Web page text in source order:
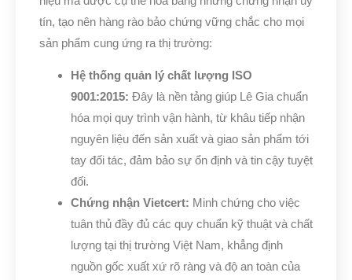
tín, tạo nên hàng rào bảo chứng vững chắc cho mọi
sản phẩm cung ứng ra thị trường:
Hệ thống quản lý chất lượng ISO
9001:2015: Đây là nền tảng giúp Lê Gia chuẩn
hóa mọi quy trình vận hành, từ khâu tiếp nhận
nguyên liệu đến sản xuất và giao sản phẩm tới
tay đối tác, đảm bảo sự ổn định và tin cậy tuyệt
đối.
Chứng nhận Vietcert: Minh chứng cho việc
tuân thủ đầy đủ các quy chuẩn kỹ thuật và chất
lượng tại thị trường Việt Nam, khẳng định
nguồn gốc xuất xứ rõ ràng và độ an toàn của